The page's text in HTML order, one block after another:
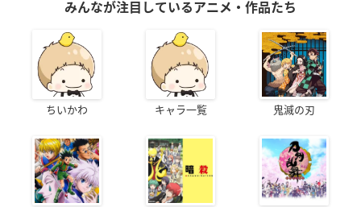
みんなが注目しているアニメ・作品たち
ちいかわ キャラ一覧 鬼滅の刃